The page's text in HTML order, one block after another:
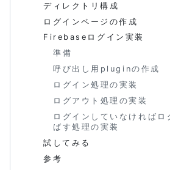
ディレクトリ構成
ログインページの作成
Firebaseログイン実装
準備
呼び出し用pluginの作成
ログイン処理の実装
ログアウト処理の実装
ログインしていなければロ
ばす処理の実装
試してみる
参考